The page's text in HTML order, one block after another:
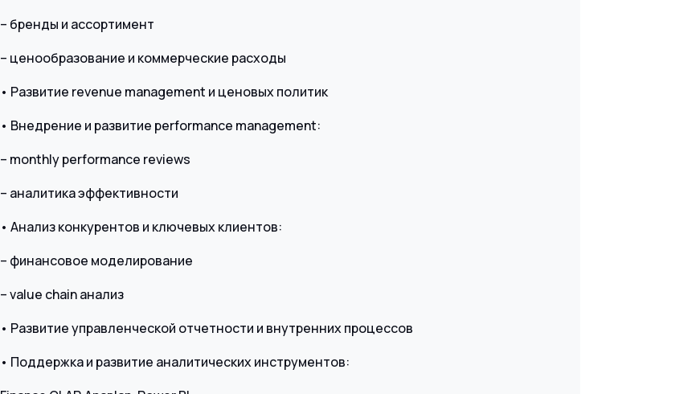
– бренды и ассортимент
– ценообразование и коммерческие расходы
• Развитие revenue management и ценовых политик
• Внедрение и развитие performance management:
– monthly performance reviews
– аналитика эффективности
• Анализ конкурентов и ключевых клиентов:
– финансовое моделирование
– value chain анализ
• Развитие управленческой отчетности и внутренних процессов
• Поддержка и развитие аналитических инструментов: